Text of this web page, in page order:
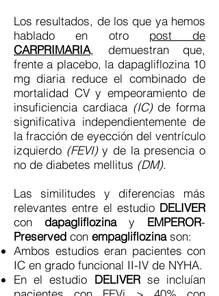
Los resultados, de los que ya hemos
hablado en otro post de
CARPRIMARIA, demuestran que,
frente a placebo, la dapagliflozina 10
mg diaria reduce el combinado de
mortalidad CV y empeoramiento de
insuficiencia cardiaca (IC)de forma
significativa independientemente de
la fracción de eyección del ventrículo
izquierdo (FEVI)y de la presencia o
no de diabetes mellitus (DM).
Las similitudes y diferencias más
relevantes entre el estudio DELIVER
con dapagliflozinay EMPEROR-
Preserved con empagliflozinason:
Ambos estudios eran pacientes con
IC en grado funcional II-IV de NYHA.
En el estudio DELIVERse incluían